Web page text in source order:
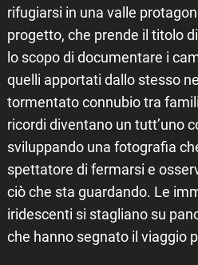
rifugiarsi in una valle
progetto, che prende il titolo di
lo scopo di documentare i
quelli apportati dallo stesso
tormentato connubio tra
ricordi diventano un tutt’uno
sviluppando una fotografia
spettatore di fermarsi e
ciò che sta guardando. Le
iridescenti si stagliano su
che hanno segnato il viaggio